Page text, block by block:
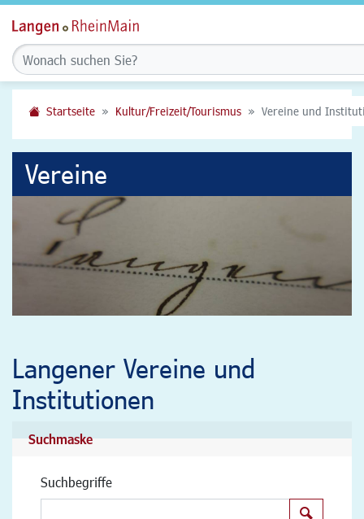
Startseite Kultur/Freizeit/Tourismus Vereine und
Vereine
Langener Vereine und
Institutionen
Suchmaske
Suchbegriffe